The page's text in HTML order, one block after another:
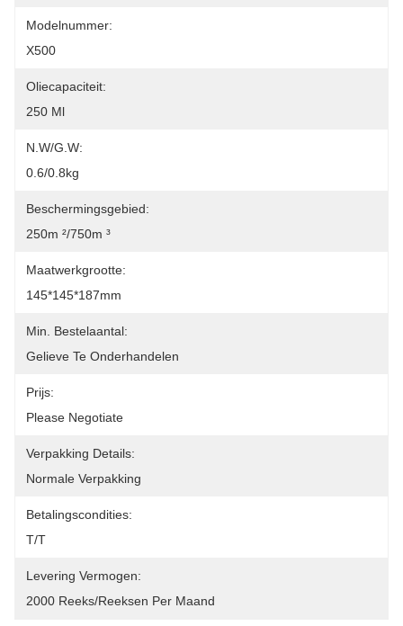
Modelnummer:
X500
Oliecapaciteit:
250 Ml
N.W/G.W:
0.6/0.8kg
Beschermingsgebied:
250m ²/750m ³
Maatwerkgrootte:
145*145*187mm
Min. Bestelaantal:
Gelieve Te Onderhandelen
Prijs:
Please Negotiate
Verpakking Details:
Normale Verpakking
Betalingscondities:
T/T
Levering Vermogen:
2000 Reeks/Reeksen Per Maand